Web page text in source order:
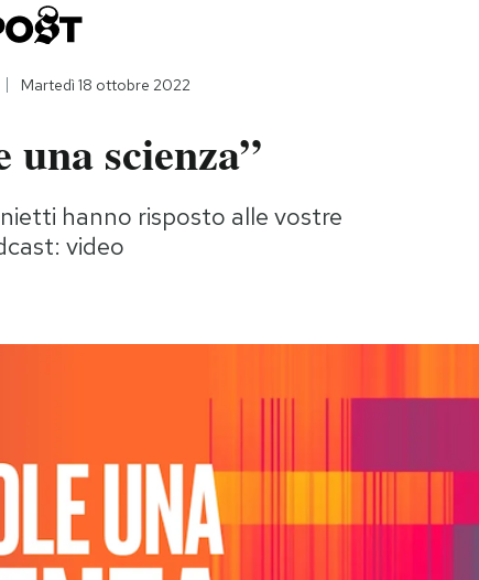
Martedì 18 ottobre 2022
una scienza”
hanno risposto alle vostre
video